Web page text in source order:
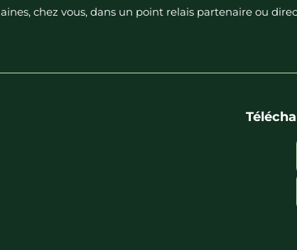
chez vous, dans un point relais partenaire ou